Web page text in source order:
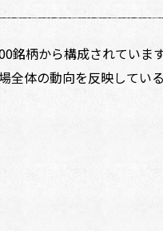
柄から構成されています
体の動向を反映している